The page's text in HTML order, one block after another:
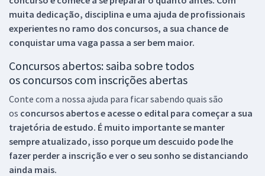
muita dedicação, disciplina e uma ajuda de profissionais
experientes no ramo dos concursos, a sua chance de
conquistar uma vaga passa a ser bem maior.
Concursos abertos: saiba sobre todos
os concursos com inscrições abertas
Conte com a nossa ajuda para ficar sabendo quais são
os concursos abertos e acesse o edital para começar a sua
trajetória de estudo. É muito importante se manter
sempre atualizado, isso porque um descuido pode lhe
fazer perder a inscrição e ver o seu sonho se distanciando
ainda mais.